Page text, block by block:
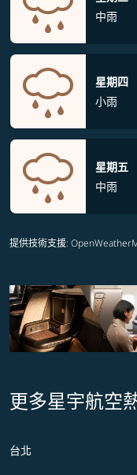
中雨
星期四
小雨
星期五
中雨
提供技術支援:
更多星宇航空
台北